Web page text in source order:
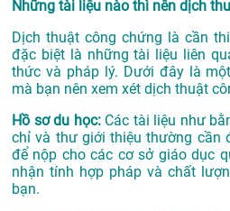
Những tài liệu nào thì nên dịch
Dịch thuật công chứng là cần
đặc biệt là những tài liệu liên
thức và pháp lý. Dưới đây là
mà bạn nên xem xét dịch thuật
Hồ sơ du học:Các tài liệu như
chỉ và thư giới thiệu thường cần
để nộp cho các cơ sở giáo dục
nhận tính hợp pháp và chất
bạn.